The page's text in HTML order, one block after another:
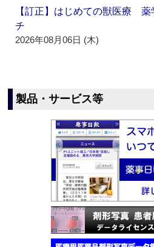
【訂正】はじめての獣医療
チ
2026年08月06日 (木)
製品・サービス等